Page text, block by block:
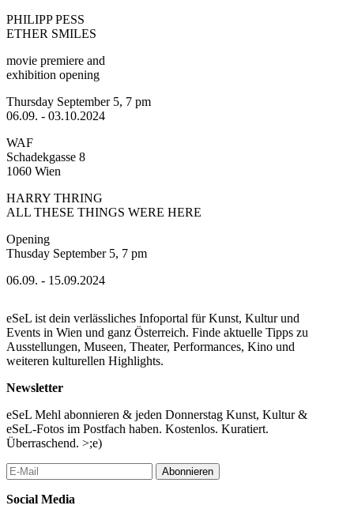
PHILIPP PESS
ETHER SMILES
movie premiere and
exhibition opening
Thursday September 5, 7 pm
06.09. - 03.10.2024
WAF
Schadekgasse 8
1060 Wien
HARRY THRING
ALL THESE THINGS WERE HERE
Opening
Thusday September 5, 7 pm
06.09. - 15.09.2024
Schadekgasse 6
1060 Wien
...Mehr lesen
eSeL ist dein verlässliches Infoportal für Kunst, Kultur und
Events in Wien und ganz Österreich. Finde aktuelle Tipps zu
Ausstellungen, Museen, Theater, Performances, Kino und
weiteren kulturellen Highlights.
Newsletter
eSeL Mehl abonnieren & jeden Donnerstag Kunst, Kultur &
eSeL-Fotos im Postfach haben. Kostenlos. Kuratiert.
Überraschend. >;e)
Abonnieren
Social Media